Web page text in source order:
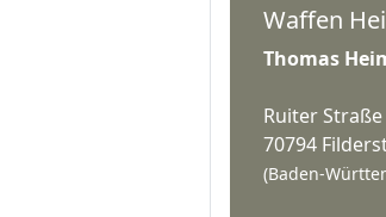
Waffen
Thomas
Ruiter Straße
70794
(Baden-